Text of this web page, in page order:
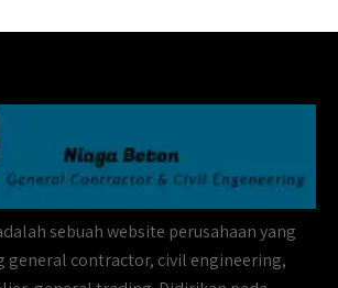
sebuah website perusahaan yang
general contractor, civil engineering,